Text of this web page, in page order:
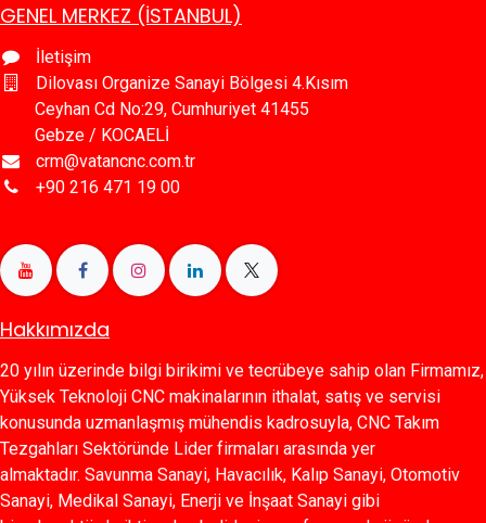
GENEL MERKEZ (İSTANBUL)
İletişim
Dilovası Organize Sanayi Bölgesi 4.Kısım
Ceyhan Cd No:29, Cumhuriyet 41455
Gebze / KOCAELİ
crm@vatancnc.com.tr
+90 216 471 19 00
Hakkımızda
20 yılın üzerinde bilgi birikimi ve tecrübeye sahip olan Firmamız,
Yüksek Teknoloji CNC makinalarının ithalat, satış ve servisi
konusunda uzmanlaşmış mühendis kadrosuyla, CNC Takım
Tezgahları Sektöründe Lider firmaları arasında yer
almaktadır. Savunma Sanayi, Havacılık, Kalıp Sanayi, Otomotiv
Sanayi, Medikal Sanayi, Enerji ve İnşaat Sanayi gibi